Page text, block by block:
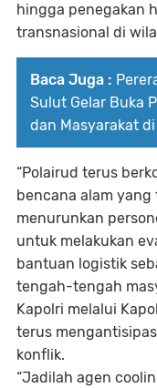
hingga penegakan
transnasional di
Baca Juga :
Sulut Gelar Buka
dan Masyarakat
“Polairud terus
bencana alam
menurunkan
untuk melakukan
bantuan logistik
tengah-tengah
Kapolri melalui
terus
konflik.
“Jadilah agen